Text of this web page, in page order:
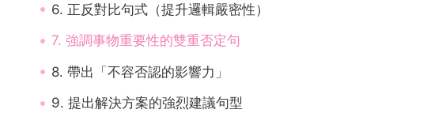
6. 正反對比句式（提升邏輯嚴密性）
7. 強調事物重要性的雙重否定句
8. 帶出「不容否認的影響力」
9. 提出解決方案的強烈建議句型